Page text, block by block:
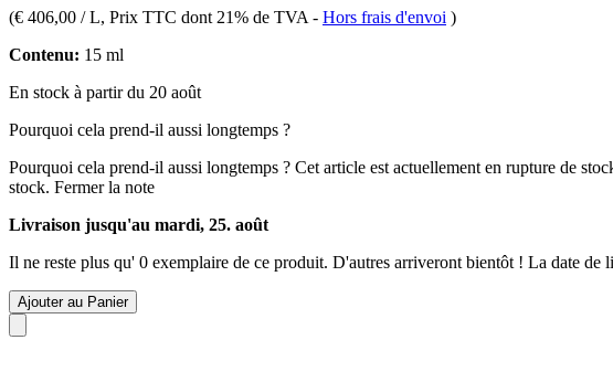
(€ 406,00 / L, Prix TTC dont 21% de TVA - Hors frais d'envoi )
Contenu: 15 ml
En stock à partir du 20 août
Pourquoi cela prend-il aussi longtemps ?
Pourquoi cela prend-il aussi longtemps ? Cet article est actuellement en rupture de
stock. Fermer la note
Livraison jusqu'au mardi, 25. août
Il ne reste plus qu' 0 exemplaire de ce produit. D'autres arriveront bientôt ! La date de
Ajouter au Panier